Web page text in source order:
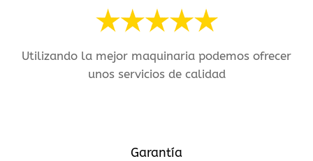
Utilizando la mejor maquinaria podemos ofrecer
unos servicios de calidad
Garantía